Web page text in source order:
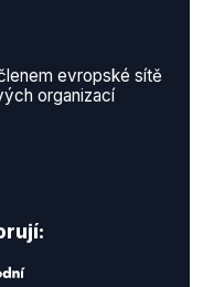
evropské sítě
organizací